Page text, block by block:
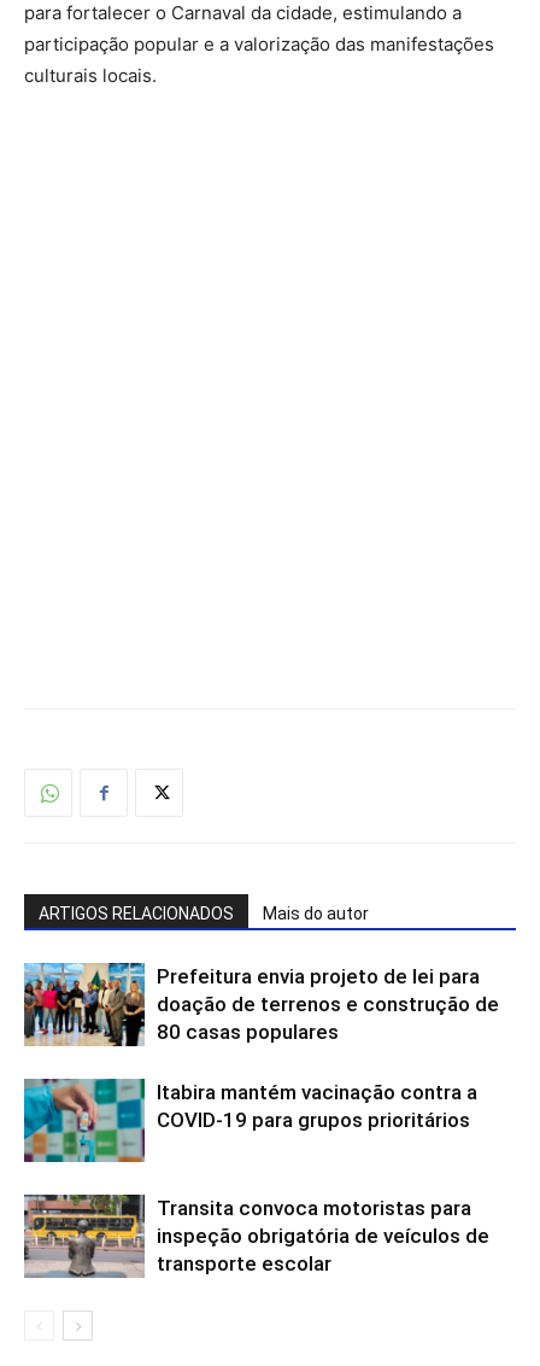
para fortalecer o Carnaval da cidade, estimulando a
participação popular e a valorização das manifestações
culturais locais.
ARTIGOS RELACIONADOS Mais do autor
Prefeitura envia projeto de lei para
doação de terrenos e construção de
80 casas populares
Itabira mantém vacinação contra a
COVID-19 para grupos prioritários
Transita convoca motoristas para
inspeção obrigatória de veículos de
transporte escolar